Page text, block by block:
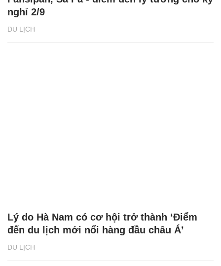
DU LỊCH
nghỉ 2/9
DU LỊCH
Lý do Hà Nam có cơ hội trở thành ‘Điểm
đến du lịch mới nổi hàng đầu châu Á’